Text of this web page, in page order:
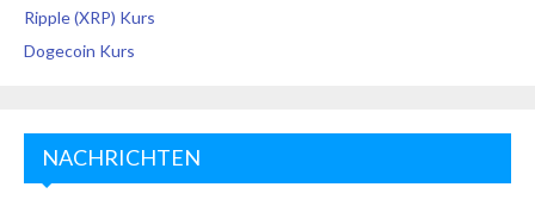
Ripple (XRP) Kurs
Dogecoin Kurs
NACHRICHTEN